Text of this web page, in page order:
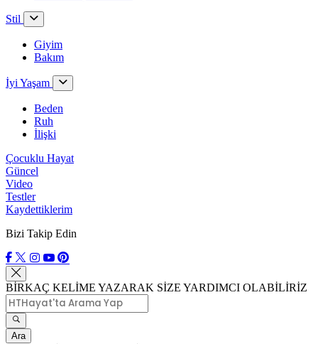
Stil
Giyim
Bakım
İyi Yaşam
Beden
Ruh
İlişki
Çocuklu Hayat
Güncel
Video
Testler
Kaydettiklerim
Bizi Takip Edin
BİRKAÇ KELİME YAZARAK SİZE YARDIMCI OLABİLİRİZ
Ara